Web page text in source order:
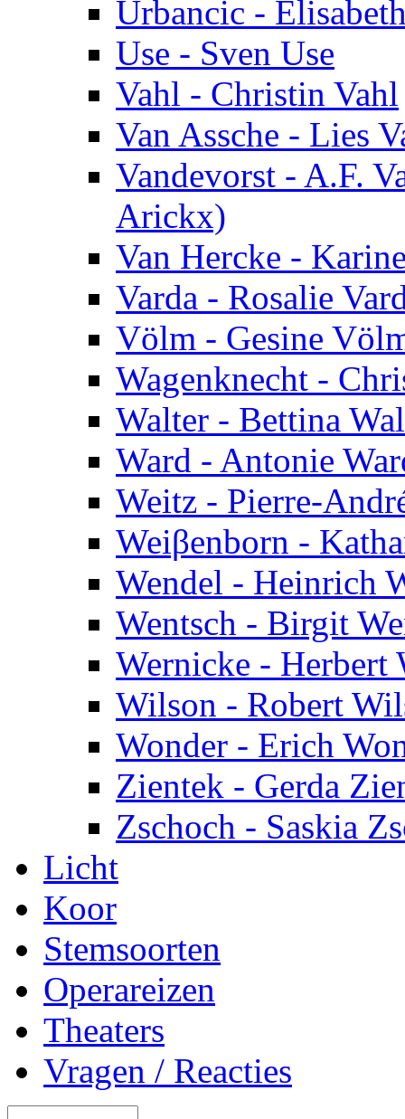
Urbancic -
Use - Sven Use
Vahl - Christin Vahl
Van Assche - Lies
Vandevorst - A.F.
Arickx)
Van Hercke -
Varda - Rosalie
Völm - Gesine
Wagenknecht -
Walter - Bettina
Ward - Antonie
Weitz - Pierre-
Weiβenborn -
Wendel - Heinrich
Wentsch - Birgit
Wernicke - Herbert
Wilson - Robert
Wonder - Erich
Zientek - Gerda
Zschoch - Saskia
Licht
Koor
Stemsoorten
Operareizen
Theaters
Vragen / Reacties